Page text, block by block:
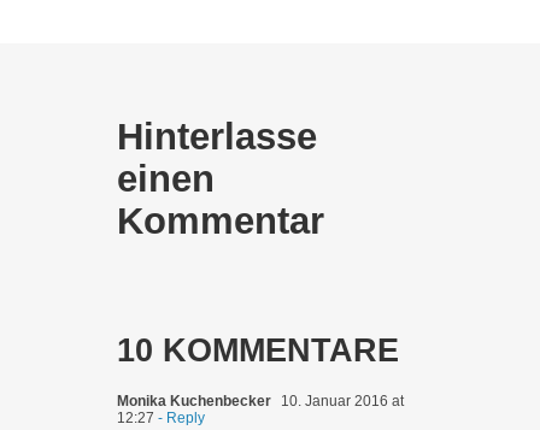
Hinterlasse
einen
Kommentar
10 KOMMENTARE
Monika Kuchenbecker
10. Januar 2016 at
12:27 - Reply